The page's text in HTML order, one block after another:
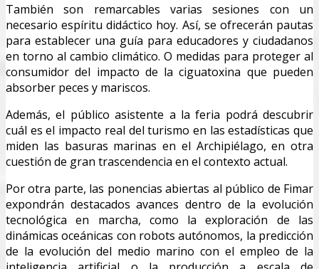
También son remarcables varias sesiones con un
necesario espíritu didáctico hoy. Así, se ofrecerán pautas
para establecer una guía para educadores y ciudadanos
en torno al cambio climático. O medidas para proteger al
consumidor del impacto de la ciguatoxina que pueden
absorber peces y mariscos.
Además, el público asistente a la feria podrá descubrir
cuál es el impacto real del turismo en las estadísticas que
miden las basuras marinas en el Archipiélago, en otra
cuestión de gran trascendencia en el contexto actual.
Por otra parte, las ponencias abiertas al público de Fimar
expondrán destacados avances dentro de la evolución
tecnológica en marcha, como la exploración de las
dinámicas oceánicas con robots autónomos, la predicción
de la evolución del medio marino con el empleo de la